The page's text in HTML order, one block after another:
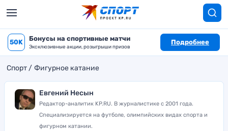
50K Бонусы на спортивные матчи
Эксклюзивные акции, розыгрыши призов
Подробнее
Спорт Фигурное катание
Евгений Несын
Редактор-аналитик KP.RU. В журналистике с 2001 года.
Специализируется на футболе, олимпийских видах спорта и
фигурном катании.